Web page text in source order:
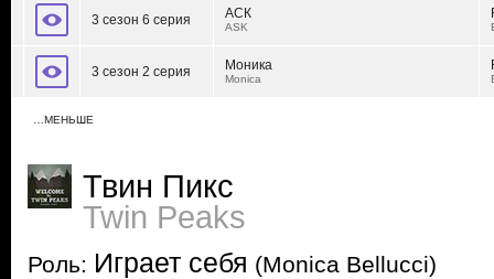
3 сезон 6 серия АСК
ASK
3 сезон 2 серия Моника
Monica
…МЕНЬШЕ
Твин Пикс
Twin Peaks
Роль: Играет себя (Monica Bellucci)